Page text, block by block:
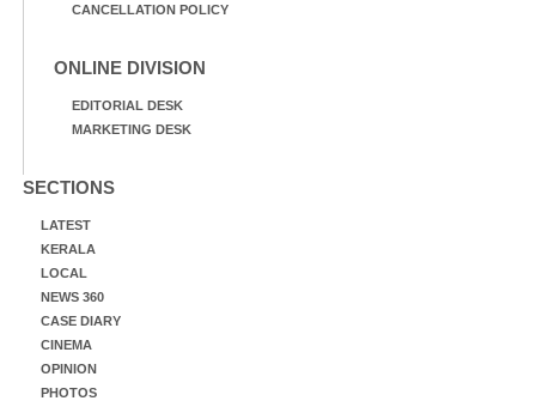
CANCELLATION POLICY
ONLINE DIVISION
EDITORIAL DESK
MARKETING DESK
SECTIONS
LATEST
KERALA
LOCAL
NEWS 360
CASE DIARY
CINEMA
OPINION
PHOTOS